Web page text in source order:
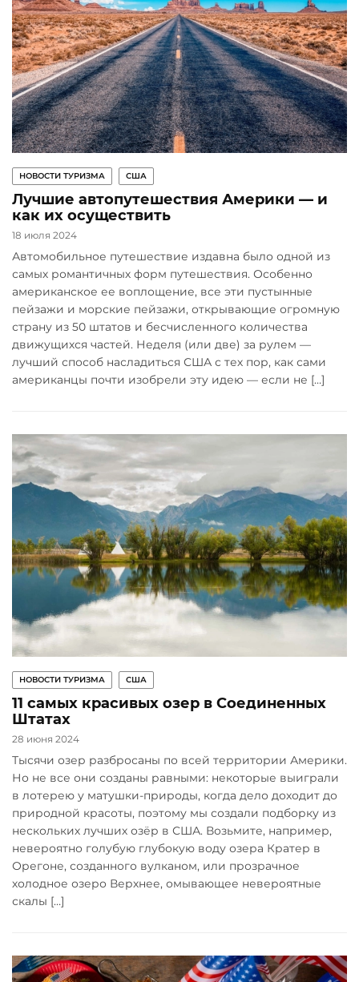
НОВОСТИ ТУРИЗМА США
Лучшие автопутешествия Америки — и
как их осуществить
18 июля 2024
Автомобильное путешествие издавна было одной из
самых романтичных форм путешествия. Особенно
американское ее воплощение, все эти пустынные
пейзажи и морские пейзажи, открывающие огромную
страну из 50 штатов и бесчисленного количества
движущихся частей. Неделя (или две) за рулем —
лучший способ насладиться США с тех пор, как сами
американцы почти изобрели эту идею — если не […]
НОВОСТИ ТУРИЗМА США
11 самых красивых озер в Соединенных
Штатах
28 июня 2024
Тысячи озер разбросаны по всей территории Америки.
Но не все они созданы равными: некоторые выиграли
в лотерею у матушки-природы, когда дело доходит до
природной красоты, поэтому мы создали подборку из
нескольких лучших озёр в США. Возьмите, например,
невероятно голубую глубокую воду озера Кратер в
Орегоне, созданного вулканом, или прозрачное
холодное озеро Верхнее, омывающее невероятные
скалы […]